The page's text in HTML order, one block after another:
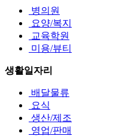
병의원
요양/복지
교육학원
미용/뷰티
생활일자리
배달물류
요식
생산/제조
영업/판매